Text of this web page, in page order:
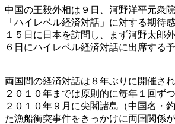
中国の王毅外相は９日、河野洋平元衆
「ハイレベル経済対話」に対する期待
１５日に日本を訪問し、まず河野太郎
６日にハイレベル経済対話に出席する予
両国間の経済対話は８年ぶりに開催さ
２０１０年までは原則的に毎年１回ず
２０１０年９月に尖閣諸島（中国名・
た漁船衝突事件をきっかけに両国関係